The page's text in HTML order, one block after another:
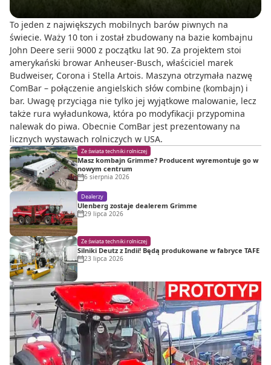
To jeden z największych mobilnych barów piwnych na
świecie. Waży 10 ton i został zbudowany na bazie kombajnu
John Deere serii 9000 z początku lat 90. Za projektem stoi
amerykański browar Anheuser-Busch, właściciel marek
Budweiser, Corona i Stella Artois. Maszyna otrzymała nazwę
ComBar – połączenie angielskich słów combine (kombajn) i
bar. Uwagę przyciąga nie tylko jej wyjątkowe malowanie, lecz
także rura wyładunkowa, która po modyfikacji przypomina
nalewak do piwa. Obecnie ComBar jest prezentowany na
licznych wystawach rolniczych w USA.
Ze świata techniki rolniczej
Masz kombajn Grimme? Producent wyremontuje go w
nowym centrum
6 sierpnia 2026
Dealerzy
Ulenberg zostaje dealerem Grimme
29 lipca 2026
Ze świata techniki rolniczej
Silniki Deutz z Indii! Będą produkowane w fabryce TAFE
23 lipca 2026